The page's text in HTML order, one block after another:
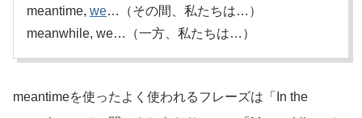
meantime, we…（その間、私たちは…）
meanwhile, we…（一方、私たちは…）
meantimeを使ったよく使われるフレーズは「In the